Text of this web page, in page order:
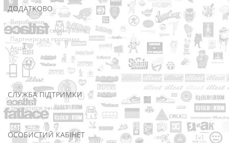
ДОДАТКОВО
Виробники
Подарункові сертифікати
Партнерська програма
Акції
СЛУЖБА ПІДТРИМКИ
Зв’язатися з нами
Мапа сайту
ОСОБИСТИЙ КАБІНЕТ